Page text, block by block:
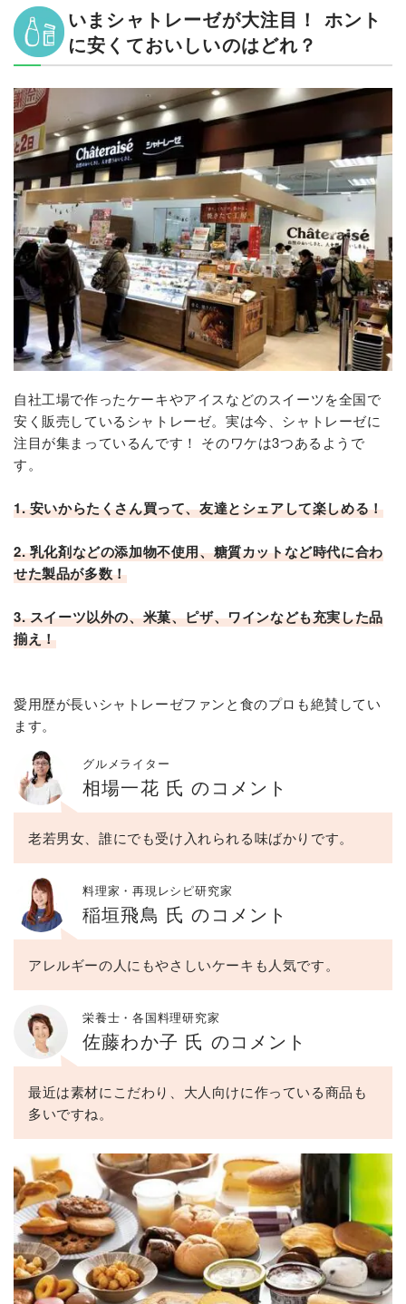
いまシャトレーゼが大注目！ ホント
に安くておいしいのはどれ？
自社工場で作ったケーキやアイスなどのスイーツを全国で
安く販売しているシャトレーゼ。実は今、シャトレーゼに
注目が集まっているんです！ そのワケは3つあるようで
す。
1. 安いからたくさん買って、友達とシェアして楽しめる！
2. 乳化剤などの添加物不使用、糖質カットなど時代に合わ
せた製品が多数！
3. スイーツ以外の、米菓、ピザ、ワインなども充実した品
揃え！
愛用歴が長いシャトレーゼファンと食のプロも絶賛してい
ます。
グルメライター
相場一花 氏 のコメント
老若男女、誰にでも受け入れられる味ばかりです。
料理家・再現レシピ研究家
稲垣飛鳥 氏 のコメント
アレルギーの人にもやさしいケーキも人気です。
栄養士・各国料理研究家
佐藤わか子 氏 のコメント
最近は素材にこだわり、大人向けに作っている商品も
多いですね。